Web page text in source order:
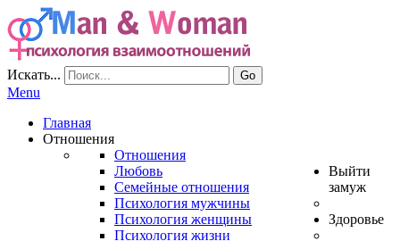
Искать... Go
Menu
Главная
Отношения
Отношения
Любовь
Семейные отношения
Психология мужчины
Психология женщины
Психология жизни
Выйти
замуж
Здоровье